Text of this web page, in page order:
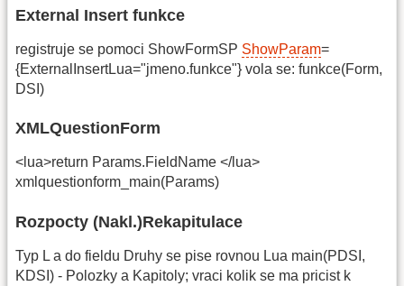
External Insert funkce
registruje se pomoci ShowFormSP ShowParam=
{ExternalInsertLua="jmeno.funkce"} vola se: funkce(Form,
DSI)
XMLQuestionForm
<lua>return Params.FieldName </lua>
xmlquestionform_main(Params)
Rozpocty (Nakl.)Rekapitulace
Typ L a do fieldu Druhy se pise rovnou Lua main(PDSI,
KDSI) - Polozky a Kapitoly; vraci kolik se ma pricist k